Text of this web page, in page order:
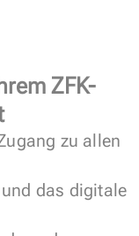
ZFK-
zu allen
das digitale